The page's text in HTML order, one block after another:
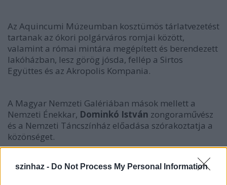
szinhaz - Do Not Process My Personal Information
Az Aquincumi Múzeumban kosztümös tárlatvezetést
tartanak az ókori polgárváros romjai között,
valamint a római mintára megépített és berendezett
lakóházban, lesz görög jósda, fellép a Sirtos
Együttes és az Akropolis Kompania.
A Magyar Nemzeti Galériában mások mellett a
Nemzeti Énekkar, Dominkó István zongoraművész
és a Nemzeti Táncszínház előadása szórakoztatja a
közönséget.
A Magyar Mezőgazdasági Múzeum látogatói